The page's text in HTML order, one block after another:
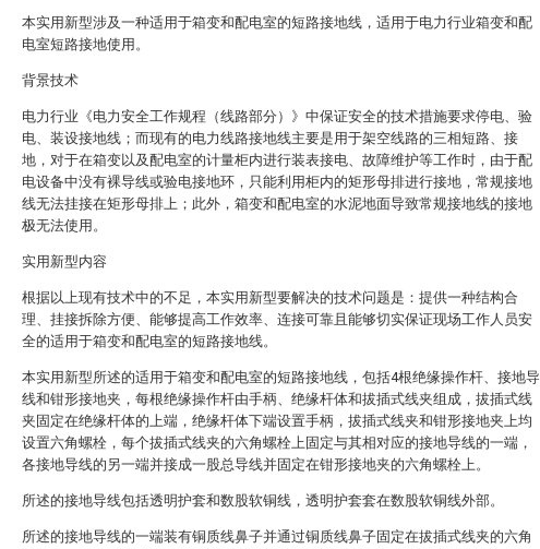
本实用新型涉及一种适用于箱变和配电室的短路接地线，适用于电力行业箱变和配
电室短路接地使用。
背景技术
电力行业《电力安全工作规程（线路部分）》中保证安全的技术措施要求停电、验
电、装设接地线；而现有的电力线路接地线主要是用于架空线路的三相短路、接
地，对于在箱变以及配电室的计量柜内进行装表接电、故障维护等工作时，由于配
电设备中没有裸导线或验电接地环，只能利用柜内的矩形母排进行接地，常规接地
线无法挂接在矩形母排上；此外，箱变和配电室的水泥地面导致常规接地线的接地
极无法使用。
实用新型内容
根据以上现有技术中的不足，本实用新型要解决的技术问题是：提供一种结构合
理、挂接拆除方便、能够提高工作效率、连接可靠且能够切实保证现场工作人员安
全的适用于箱变和配电室的短路接地线。
本实用新型所述的适用于箱变和配电室的短路接地线，包括4根绝缘操作杆、接地导
线和钳形接地夹，每根绝缘操作杆由手柄、绝缘杆体和拔插式线夹组成，拔插式线
夹固定在绝缘杆体的上端，绝缘杆体下端设置手柄，拔插式线夹和钳形接地夹上均
设置六角螺栓，每个拔插式线夹的六角螺栓上固定与其相对应的接地导线的一端，
各接地导线的另一端并接成一股总导线并固定在钳形接地夹的六角螺栓上。
所述的接地导线包括透明护套和数股软铜线，透明护套套在数股软铜线外部。
所述的接地导线的一端装有铜质线鼻子并通过铜质线鼻子固定在拔插式线夹的六角